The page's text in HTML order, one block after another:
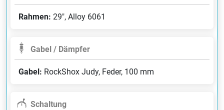
Rahmen: 29", Alloy 6061
Gabel / Dämpfer
Gabel: RockShox Judy, Feder, 100 mm
Schaltung